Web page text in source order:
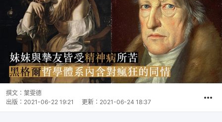
撰文： 葉雯德
出版： 2021-06-22 19:21 更新： 2021-06-24 18:37